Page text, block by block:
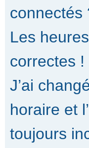
connectés
Les
correctes !
J’ai
horaire et
toujours